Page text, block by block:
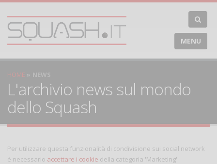
MENU
HOME NEWS
L'archivio news sul mondo
dello Squash
Per utilizzare questa funzionalità di condivisione sui social network
è necessario accettare i cookie della categoria 'Marketing'